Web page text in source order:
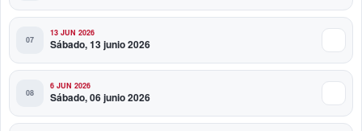
13 JUN 2026
Sábado, 13 junio 2026
6 JUN 2026
Sábado, 06 junio 2026